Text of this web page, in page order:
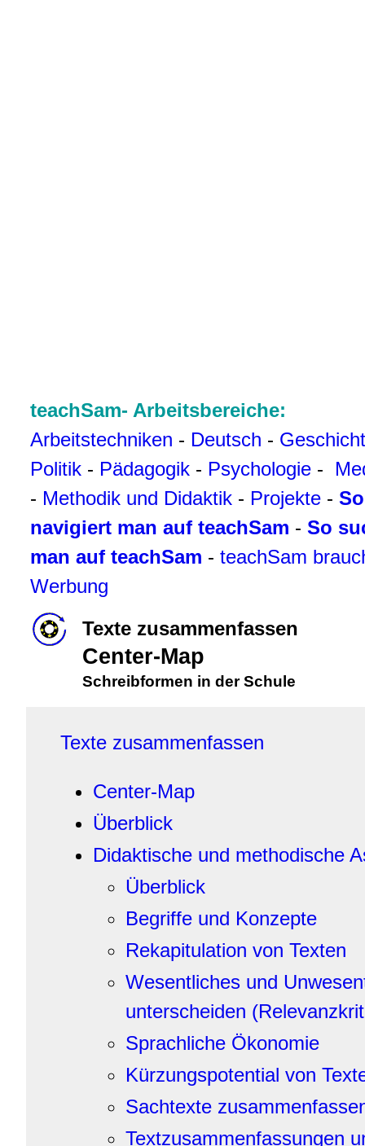
teachSam- Arbeitsbereiche:
Arbeitstechniken - Deutsch -
Politik - Pädagogik - Psychologie -
- Methodik und Didaktik - Projekte - So
navigiert man auf teachSam - So
man auf teachSam - teachSam
Werbung
Texte zusammenfassen
Center-Map
Schreibformen in der Schule
Texte zusammenfassen
Center-Map
Überblick
Didaktische und methodische
Überblick
Begriffe und Konzepte
Rekapitulation von Texten
Wesentliches und
unterscheiden
Sprachliche Ökonomie
Kürzungspotential von
Sachtexte
Textzusammenfassungen